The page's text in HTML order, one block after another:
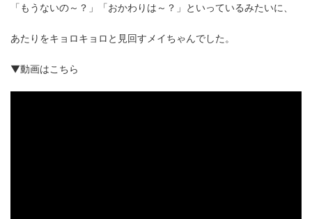
「もうないの～？」「おかわりは～？」といっているみたいに、
あたりをキョロキョロと見回すメイちゃんでした。
▼動画はこちら